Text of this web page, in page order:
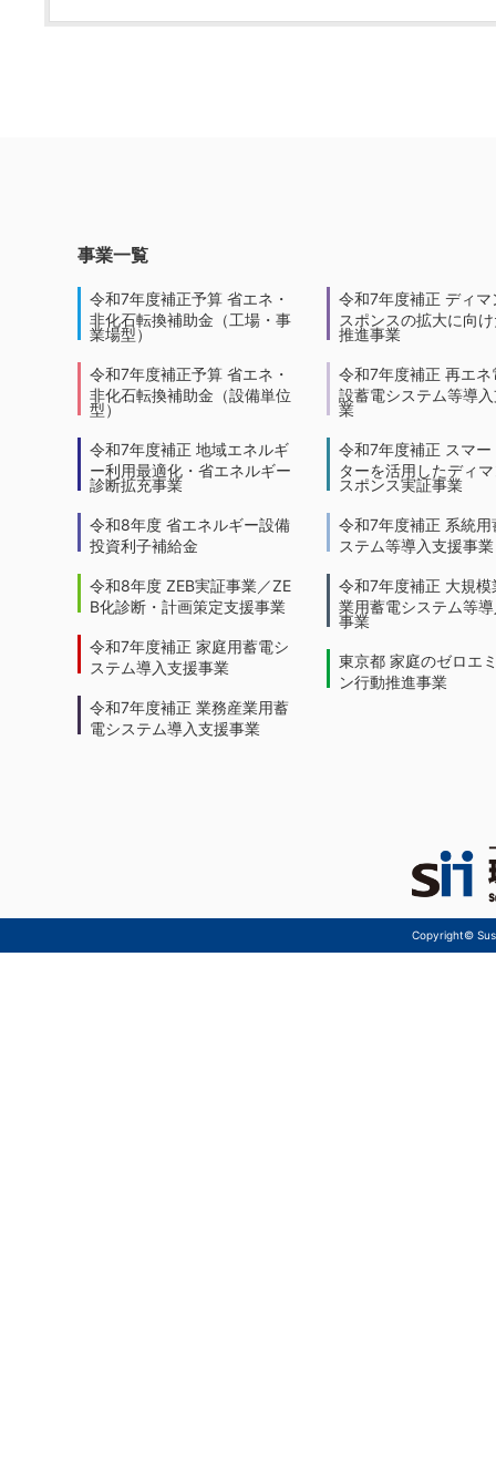
事業一覧
令和7年度補正予算 省エネ・
非化石転換補助金（工場・事
業場型）
令和7年度補正予算 省エネ・
非化石転換補助金（設備単位
型）
令和7年度補正 地域エネルギ
ー利用最適化・省エネルギー
診断拡充事業
令和8年度 省エネルギー設備
投資利子補給金
令和8年度 ZEB実証事業／ZE
B化診断・計画策定支援事業
令和7年度補正 家庭用蓄電シ
ステム導入支援事業
令和7年度補正 業務産業用蓄
電システム導入支援事業
令和7年度補正 ディマ
スポンスの拡大に向
推進事業
令和7年度補正 再エネ
設蓄電システム等導
業
令和7年度補正 スマー
ターを活用したディ
スポンス実証事業
令和7年度補正 系統用
ステム等導入支援事業
令和7年度補正 大規模
業用蓄電システム等
事業
東京都 家庭のゼロエ
ン行動推進事業
Copyright©